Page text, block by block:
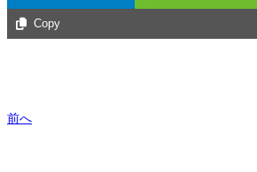
Copy
前へ